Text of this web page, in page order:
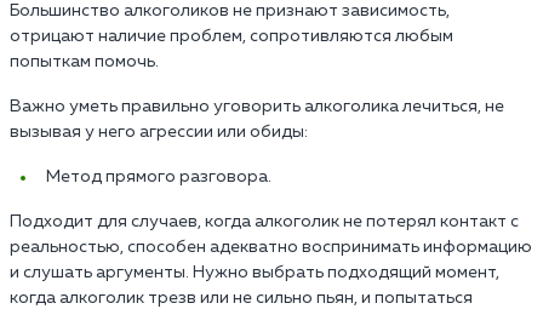
Большинство алкоголиков не признают зависимость,
отрицают наличие проблем, сопротивляются любым
попыткам помочь.
Важно уметь правильно уговорить алкоголика лечиться, не
вызывая у него агрессии или обиды:
Метод прямого разговора.
Подходит для случаев, когда алкоголик не потерял контакт с
реальностью, способен адекватно воспринимать информацию
и слушать аргументы. Нужно выбрать подходящий момент,
когда алкоголик трезв или не сильно пьян, и попытаться